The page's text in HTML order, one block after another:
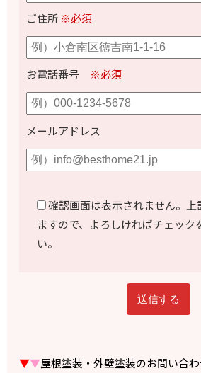
ご住所 ※必須
お電話番号 ※必須
メールアドレス
確認画面は表示されません。上
ますので、よろしければチェック
い。
▼▼屋根塗装・外壁塗装のお問い合